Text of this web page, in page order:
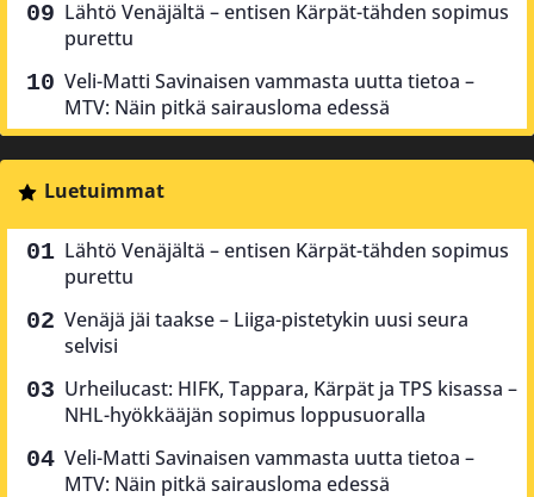
Lähtö Venäjältä – entisen Kärpät-tähden sopimus
purettu
Veli-Matti Savinaisen vammasta uutta tietoa –
MTV: Näin pitkä sairausloma edessä
Luetuimmat
Lähtö Venäjältä – entisen Kärpät-tähden sopimus
purettu
Venäjä jäi taakse – Liiga-pistetykin uusi seura
selvisi
Urheilucast: HIFK, Tappara, Kärpät ja TPS kisassa –
NHL-hyökkääjän sopimus loppusuoralla
Veli-Matti Savinaisen vammasta uutta tietoa –
MTV: Näin pitkä sairausloma edessä